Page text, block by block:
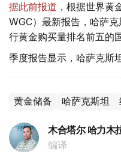
据此前报道 ，根据世界
WGC）最新报告，哈萨
行黄金购买量排名前五的
季度报告显示，哈萨克斯
黄金储备 哈萨克斯坦
木合塔尔 哈力木
编译